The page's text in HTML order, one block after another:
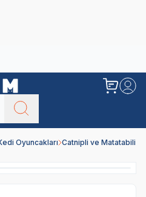
Oyuncakları Catnipli ve Matatabili